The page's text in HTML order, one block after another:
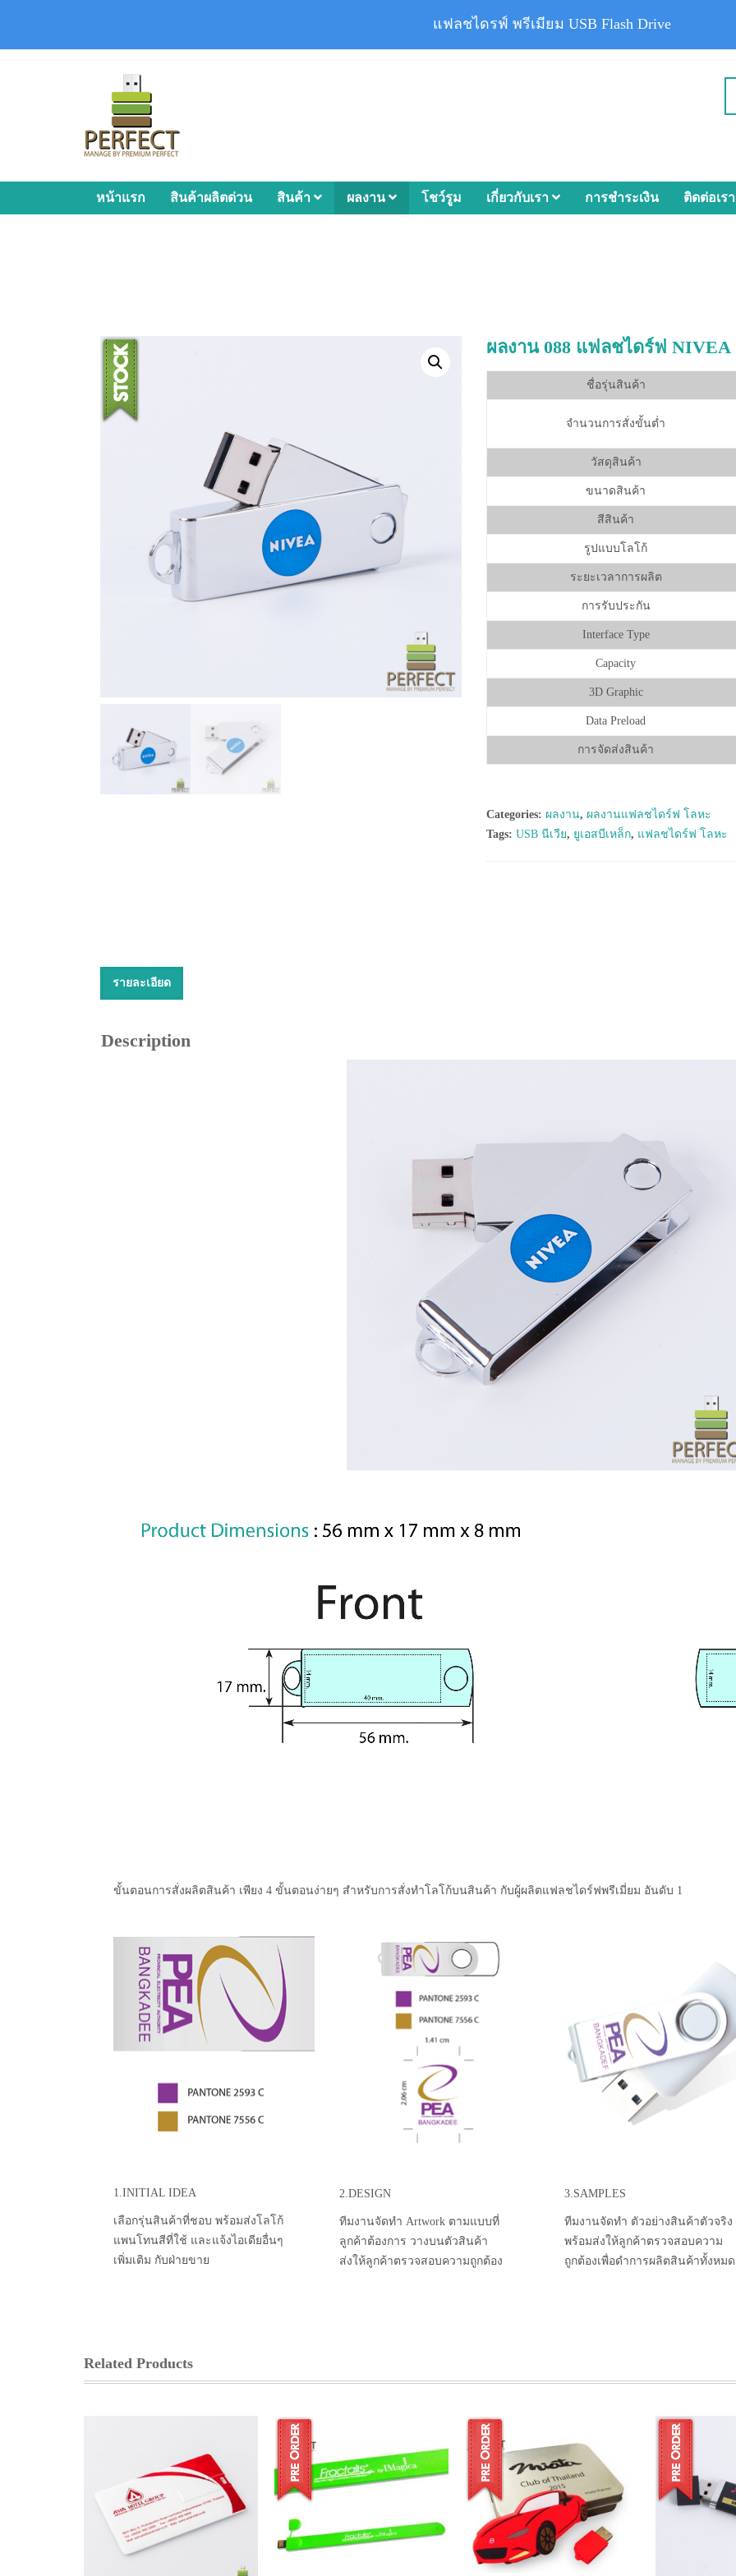
หน้าแรก สินค้าผลิตด่วน สินค้า ผลงาน โชว์รูม เกี่ยวกับเรา การชำระเงิน ติดต่อเรา
ผลงาน 088 แฟลชไดร์ฟ NIVEA
ชื่อรุ่นสินค้า
จำนวนการสั่งขั้นต่ำ
วัสดุสินค้า
ขนาดสินค้า
สีสินค้า
รูปแบบโลโก้
ระยะเวลาการผลิต
การรับประกัน
Interface Type
Capacity
3D Graphic
Data Preload
การจัดส่งสินค้า
Categories: ผลงาน, ผลงานแฟลชไดร์ฟ โลหะ
Tags: USB นีเวีย, ยูเอสบีเหล็ก, แฟลชไดร์ฟ โลหะ
รายละเอียด
Description
ขั้นตอนการสั่งผลิตสินค้า เพียง 4 ขั้นตอนง่ายๆ สำหรับการสั่งทำโลโก้บนสินค้า กับผู้ผลิตแฟลชไดร์ฟพรีเมี่ยม อันดับ 1
1.INITIAL IDEA
เลือกรุ่นสินค้าที่ชอบ พร้อมส่งโลโก้
แพนโทนสีที่ใช้ และแจ้งไอเดียอื่นๆ
เพิ่มเติม กับฝ่ายขาย
2.DESIGN
ทีมงานจัดทำ Artwork ตามแบบที่
ลูกค้าต้องการ วางบนตัวสินค้า
ส่งให้ลูกค้าตรวจสอบความถูกต้อง
3.SAMPLES
ทีมงานจัดทำ ตัวอย่างสินค้าตัวจริง
พร้อมส่งให้ลูกค้าตรวจสอบความ
ถูกต้องเพื่อดำการผลิตสินค้าทั้งหมด
Related Products
แฟลชไดรฟ์ พรีเมียม USB Flash Drive